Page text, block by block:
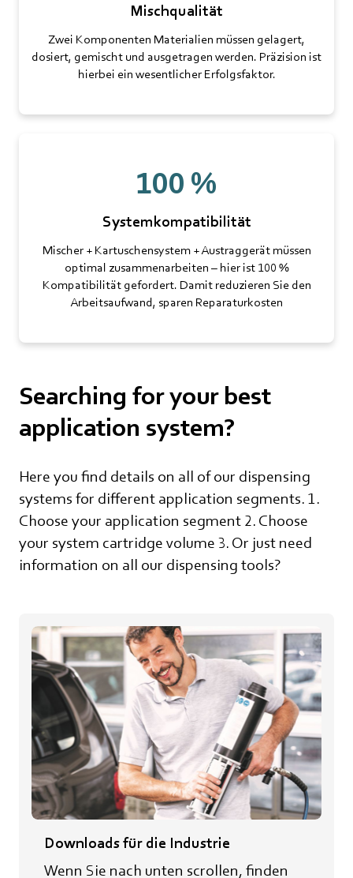
Mischqualität
Zwei Komponenten Materialien müssen gelagert,
dosiert, gemischt und ausgetragen werden. Präzision ist
hierbei ein wesentlicher Erfolgsfaktor.
100 %
Systemkompatibilität
Mischer + Kartuschensystem + Austraggerät müssen
optimal zusammenarbeiten – hier ist 100 %
Kompatibilität gefordert. Damit reduzieren Sie den
Arbeitsaufwand, sparen Reparaturkosten
Searching for your best
application system?
Here you find details on all of our dispensing
systems for different application segments. 1.
Choose your application segment 2. Choose
your system cartridge volume 3. Or just need
information on all our dispensing tools?
Downloads für die Industrie
Wenn Sie nach unten scrollen, finden